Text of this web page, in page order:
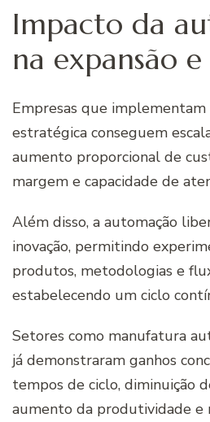
Impacto da
na expansão
Empresas que implementam
estratégica conseguem
aumento proporcional de
margem e capacidade de
Além disso, a automação
inovação, permitindo
produtos, metodologias e
estabelecendo um ciclo
Setores como manufatura
já demonstraram ganhos
tempos de ciclo, diminuição
aumento da produtividade e